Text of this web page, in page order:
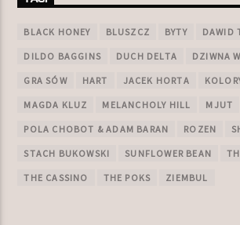
BLACK HONEY BLUSZCZ BYTY DAWID
DILDO BAGGINS DUCH DELTA DZIWNA
GRA SÓW HART JACEK HORTA
MAGDA KLUZ MELANCHOLY HILL MJUT
POLA CHOBOT & ADAM BARAN ROZEN
STACH BUKOWSKI SUNFLOWER BEAN
THE CASSINO THE POKS ZIEMBUL